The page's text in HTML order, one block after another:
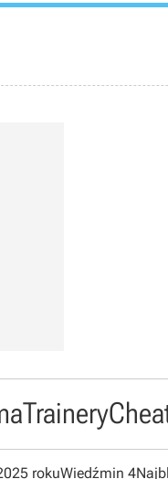
Trainery
rokuWiedźmin 4